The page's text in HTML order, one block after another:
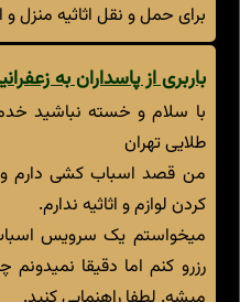
برای حمل و نقل اثاثیه منزل
باربری از پاسداران به
با سلام و خسته نباشید
طلایی تهران
من قصد اسباب کشی دارم و
کردن لوازم و اثاثیه ندارم.
رزرو کنم اما دقیقا